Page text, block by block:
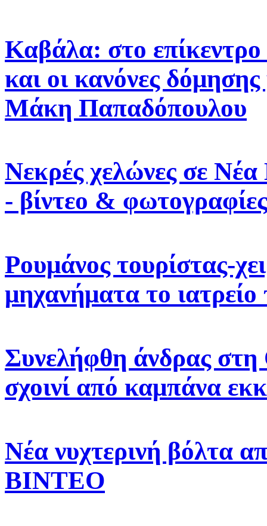
Καβάλα: στο επίκεντρο
και οι κανόνες
Μάκη Παπαδόπουλου
Νεκρές χελώνες σε
- βίντεο & φωτογραφίες
Ρουμάνος τουρίστας-
μηχανήματα το
Συνελήφθη άνδρας
σχοινί από καμπάνα
Νέα νυχτερινή βόλτα
ΒΙΝΤΕΟ